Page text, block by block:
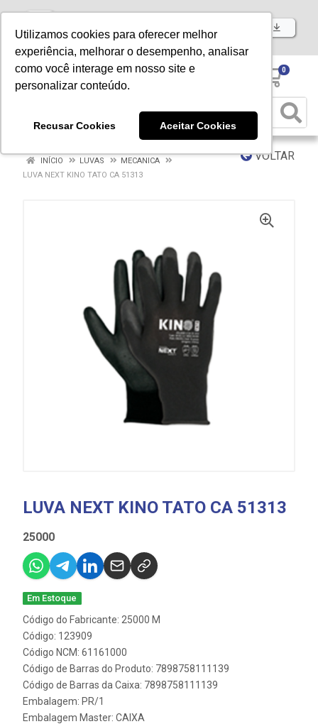
Utilizamos cookies para oferecer melhor
experiência, melhorar o desempenho, analisar
como você interage em nosso site e
personalizar conteúdo.
Recusar Cookies Aceitar Cookies
Baixe já nosso APP
0
VOLTAR
INÍCIO LUVAS
MECANICA
LUVA NEXT KINO TATO CA 51313
LUVA NEXT KINO TATO CA 51313
25000
Em Estoque
Código do Fabricante: 25000 M
Código: 123909
Código NCM: 61161000
Código de Barras do Produto: 7898758111139
Código de Barras da Caixa: 7898758111139
Embalagem: PR/1
Embalagem Master: CAIXA